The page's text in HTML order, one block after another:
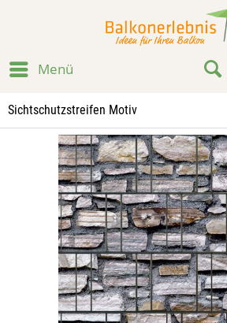
Menü
Sichtschutzstreifen Motiv